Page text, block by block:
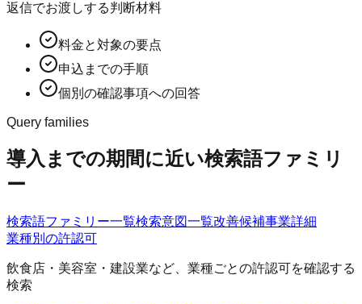
返信でお渡しする判断材料
料金と対象の要点
申込までの手順
個別の確認事項への回答
Query families
導入までの期間に近い検索語ファミリ
ー
検索語ファミリー一覧検索意図一覧改善候補事業詳細
業種別の許認可
飲食店・美容室・建設業など、業種ごとの許認可を確認する
検索